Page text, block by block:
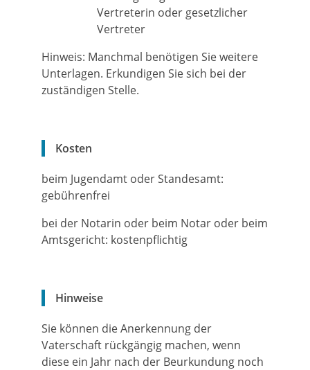
Vertreterin oder gesetzlicher
Vertreter
Hinweis: Manchmal benötigen Sie weitere
Unterlagen. Erkundigen Sie sich bei der
zuständigen Stelle.
Kosten
beim Jugendamt oder Standesamt:
gebührenfrei
bei der Notarin oder beim Notar oder beim
Amtsgericht: kostenpflichtig
Hinweise
Sie können die Anerkennung der
Vaterschaft rückgängig machen, wenn
diese ein Jahr nach der Beurkundung noch